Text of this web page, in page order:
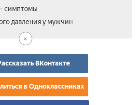
симптомы
давления у мужчин
ВКонтакте
в Одноклассниках